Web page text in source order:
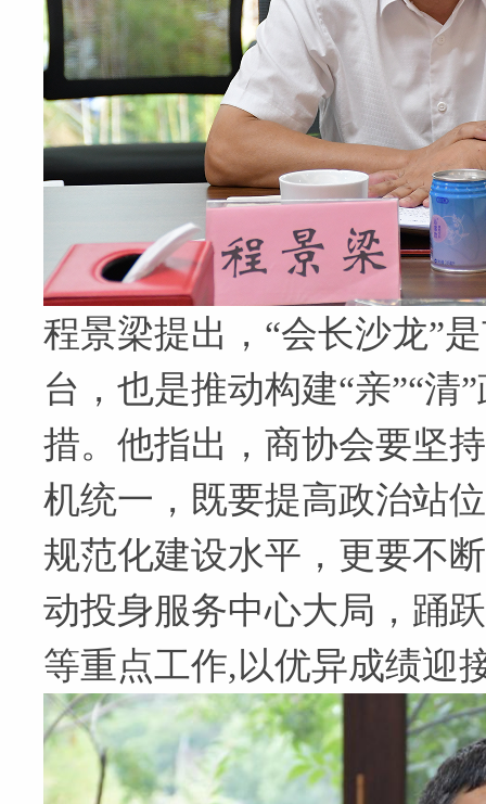
程景梁提出，“会长沙龙”
台，也是推动构建“亲”“清
措。他指出，商协会要坚
机统一，既要提高政治站
规范化建设水平，更要不
动投身服务中心大局，踊
等重点工作,以优异成绩迎